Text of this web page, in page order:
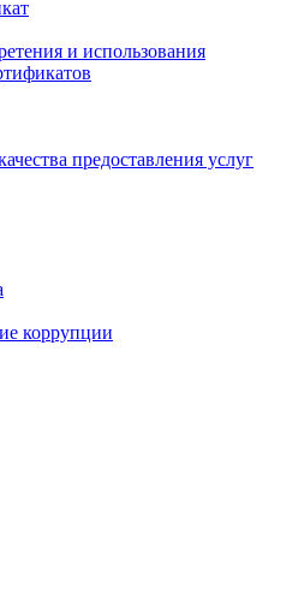
и использования
предоставления услуг
коррупции